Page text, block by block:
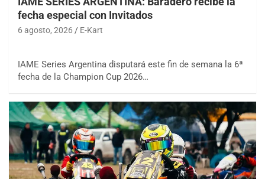
fecha especial con Invitados
6 agosto, 2026 E-Kart
IAME Series Argentina disputará este fin de semana la 6ª
fecha de la Champion Cup 2026…